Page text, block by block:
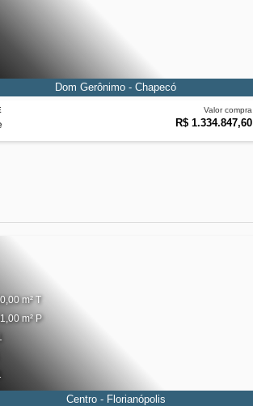
Valor compra
R$ 1.334.847,60
Dom Gerônimo - Chapecó
m² T
m² P
Centro - Florianópolis